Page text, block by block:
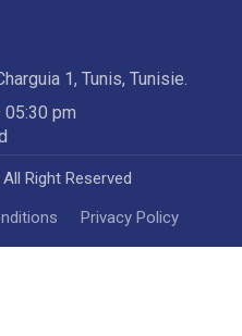
1, Tunis, Tunisie.
05:30 pm
Right Reserved
Privacy Policy